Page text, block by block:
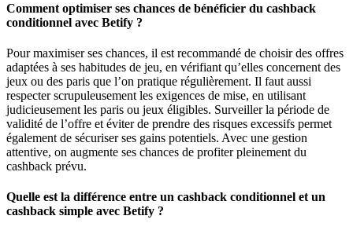
Comment optimiser ses chances de bénéficier du cashback
conditionnel avec Betify ?
Pour maximiser ses chances, il est recommandé de choisir des offres
adaptées à ses habitudes de jeu, en vérifiant qu’elles concernent des
jeux ou des paris que l’on pratique régulièrement. Il faut aussi
respecter scrupuleusement les exigences de mise, en utilisant
judicieusement les paris ou jeux éligibles. Surveiller la période de
validité de l’offre et éviter de prendre des risques excessifs permet
également de sécuriser ses gains potentiels. Avec une gestion
attentive, on augmente ses chances de profiter pleinement du
cashback prévu.
Quelle est la différence entre un cashback conditionnel et un
cashback simple avec Betify ?